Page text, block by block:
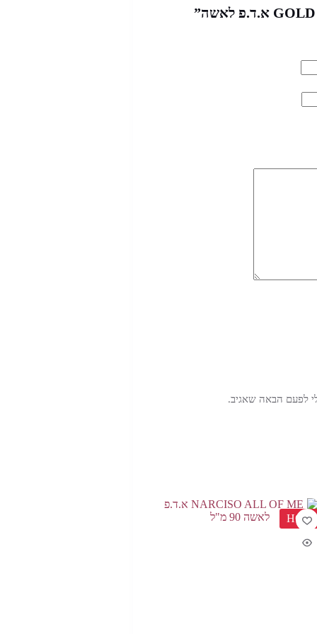
לפעם הבאה שאגיב.
HOT